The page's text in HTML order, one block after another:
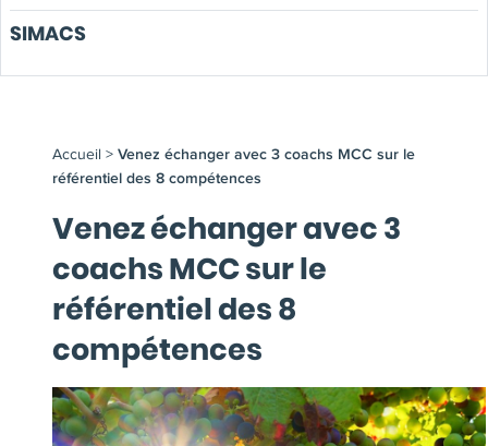
SIMACS
Accueil > Venez échanger avec 3 coachs MCC sur le
référentiel des 8 compétences
Venez échanger avec 3
coachs MCC sur le
référentiel des 8
compétences